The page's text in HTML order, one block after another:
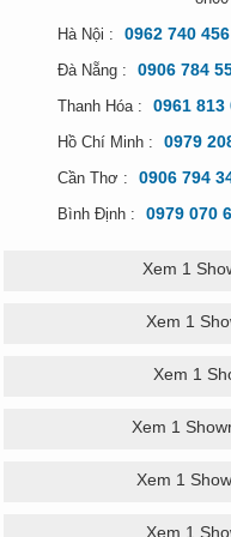
nghiệpnhưbếp Á
xào công nghiệp,
rửa công nghiệp
lạnh,bàn lạnh
Hà Nội :
0962 740 456
Đà Nẵng : 0906 784
Thanh Hóa : 0961 813
Hồ Chí Minh : 0979
Cần Thơ : 0906 794
Bình Định : 0979 070
Xem 1
Xem 1
Xem 1
Xem 1
Xem 1
Xem 1